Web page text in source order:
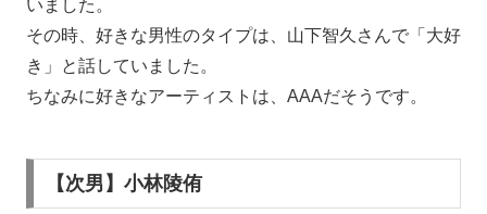
いました。
その時、 好きな男性のタイプは、山下智久さんで「大好
き」と話していました。
ちなみに好きなアーティストは、AAAだそうです。
【次男】小林陵侑